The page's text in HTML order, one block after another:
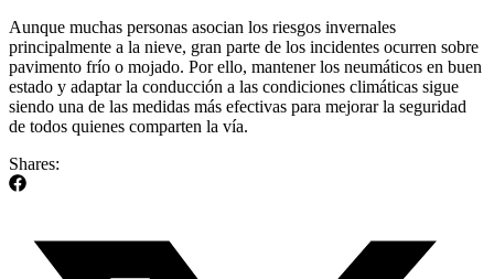
Aunque muchas personas asocian los riesgos invernales
principalmente a la nieve, gran parte de los incidentes ocurren sobre
pavimento frío o mojado. Por ello, mantener los neumáticos en buen
estado y adaptar la conducción a las condiciones climáticas sigue
siendo una de las medidas más efectivas para mejorar la seguridad
de todos quienes comparten la vía.
Shares: